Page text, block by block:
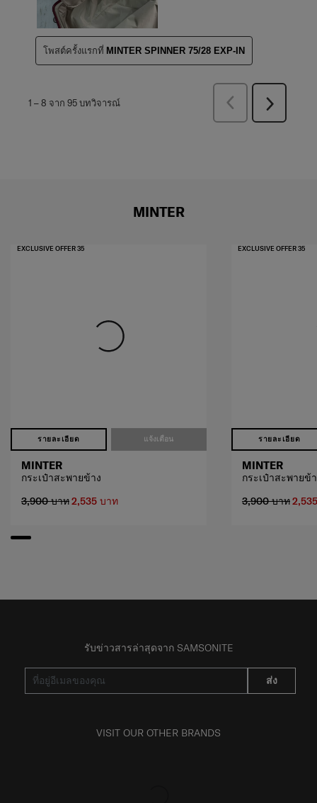
โพสต์ครั้งแรกที่ MINTER SPINNER 75/28 EXP-IN
1 –8 จาก 95บทวิจารณ์
ก่อน
ถัด
MINTER
รายละเอียด แจ้งเตือน
EXCLUSIVE OFFER 35
MINTER
กระเป๋าสะพายข้าง
3,900 บาท2,535 บาท
รายละเอียด
EXCLUSIVE OFFER 35
MINTER
กระเป๋าสะพายข้
3,900 บาท
รับข่าวสารล่าสุดจาก SAMSONITE
ส่ง
VISIT OUR OTHER BRANDS